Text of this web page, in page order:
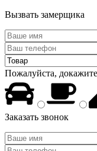
Вызвать замерщика
Пожалуйста,
Заказать звонок